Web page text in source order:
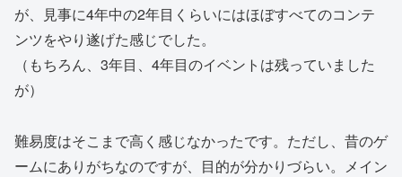
が、見事に4年中の2年目くらいにはほぼすべてのコンテ
ンツをやり遂げた感じでした。
（もちろん、3年目、4年目のイベントは残っていました
が）
難易度はそこまで高く感じなかったです。ただし、昔のゲ
ームにありがちなのですが、目的が分かりづらい。メイン